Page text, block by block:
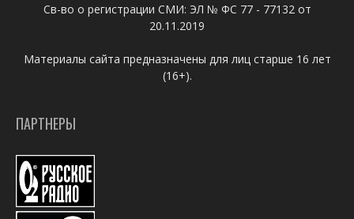
Св-во о регистрации СМИ: ЭЛ № ФС 77 - 77132 от
20.11.2019
Материалы сайта предназначены для лиц старше 16 лет
(16+).
ПАРТНЕРЫ